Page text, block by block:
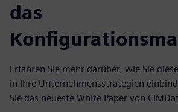
das
Erfahren Sie mehr darüber, wie Sie
in Ihre Unternehmensstrategien
Sie das neueste White Paper von